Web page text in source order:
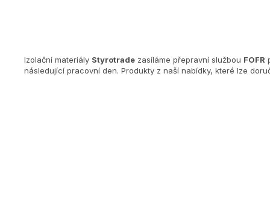
Izolační materiály Styrotrade zasíláme přepravní službou FOFR
následující pracovní den. Produkty z naší nabídky, které lze